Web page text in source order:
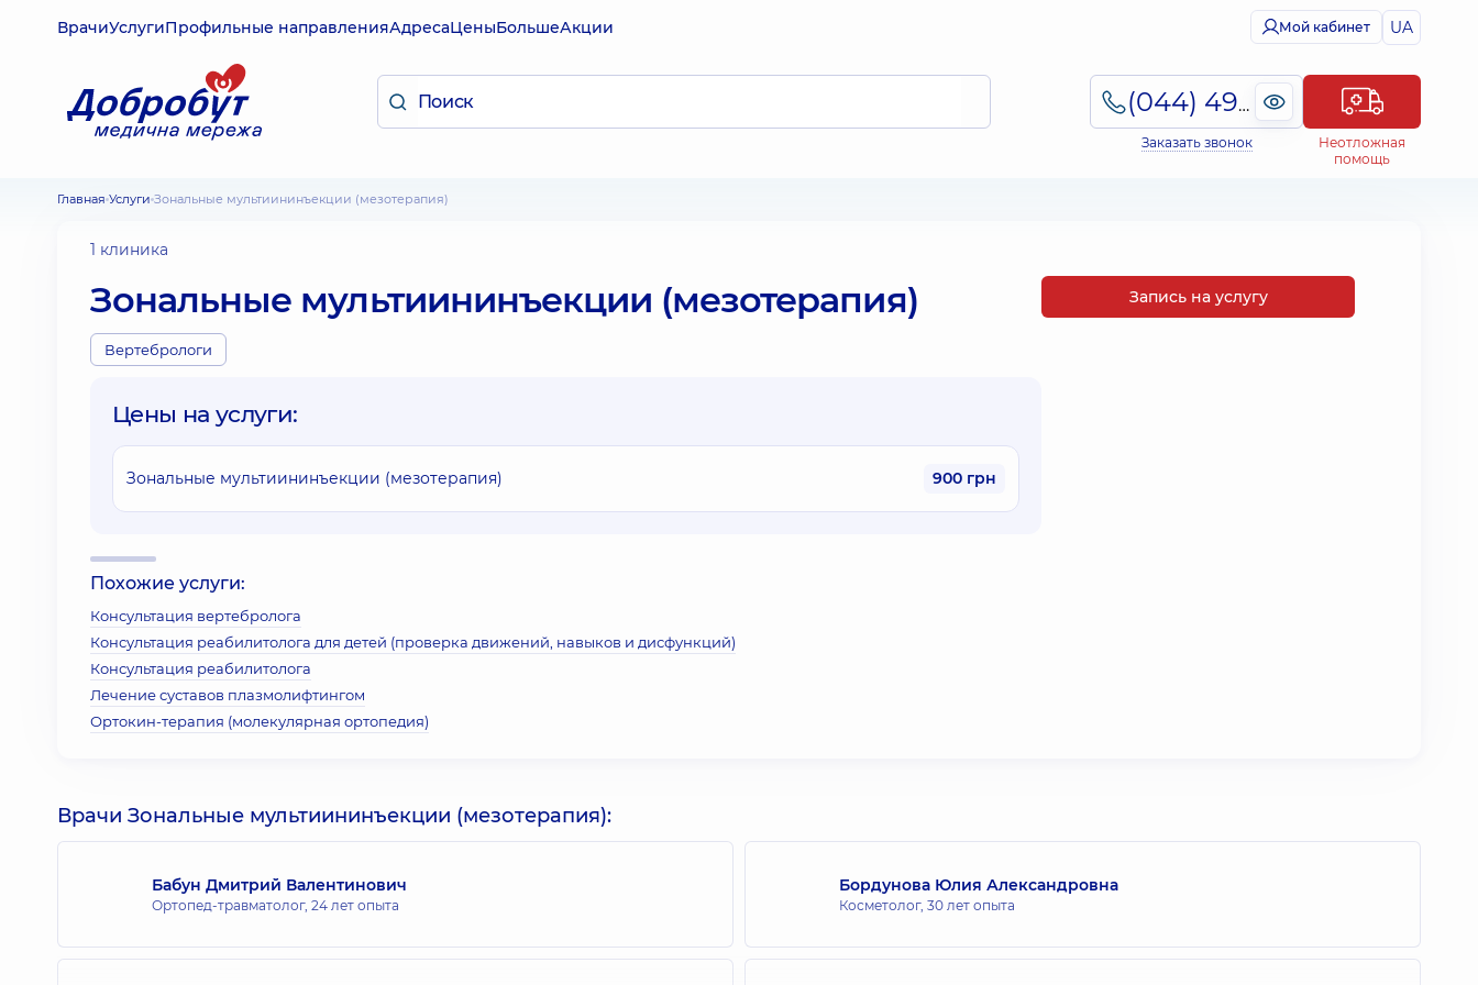
ВрачиУслугиПрофильные направленияАдресаЦеныБольшеАкции Мой кабинет UA
(044) 495-2-888
Заказать звонок
Неотложная
помощь
Главная Услуги Зональные мультиининъекции (мезотерапия)
1 клиника
Зональные мультиининъекции (мезотерапия)
Вертебрологи
Цены на услуги:
Зональные мультиининъекции (мезотерапия) 900 грн
Похожие услуги:
Консультация вертебролога
Консультация реабилитолога для детей (проверка движений, навыков и дисфункций)
Консультация реабилитолога
Лечение суставов плазмолифтингом
Ортокин-терапия (молекулярная ортопедия)
Запись на услугу
Врачи Зональные мультиининъекции (мезотерапия):
Бабун Дмитрий Валентинович
Ортопед-травматолог, 24 лет опыта
Бордунова Юлия Александровна
Косметолог, 30 лет опыта